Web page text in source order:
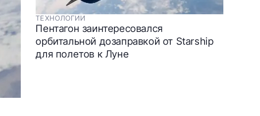
ТЕХНОЛОГИИ
Пентагон заинтересовался
орбитальной дозаправкой от Starship
для полетов к Луне